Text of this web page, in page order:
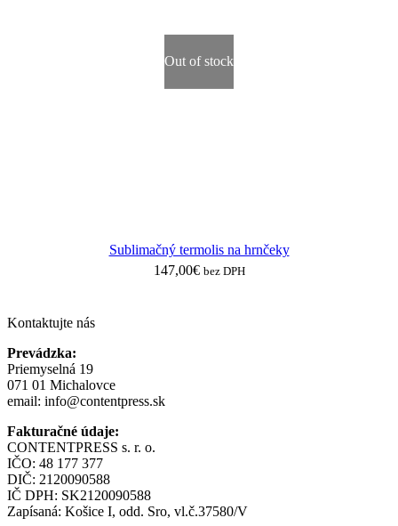
Out of stock
Sublimačný termolis na hrnčeky
147,00€ bez DPH
Kontaktujte nás
Prevádzka:
Priemyselná 19
071 01 Michalovce
email: info@contentpress.sk
Fakturačné údaje:
CONTENTPRESS s. r. o.
IČO: 48 177 377
DIČ: 2120090588
IČ DPH: SK2120090588
Zapísaná: Košice I, odd. Sro, vl.č.37580/V